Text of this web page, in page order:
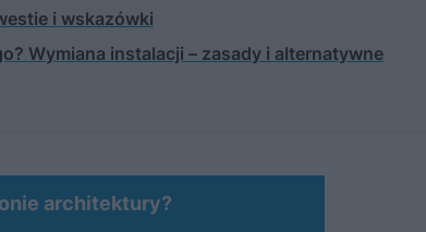
i wskazówki
Wymiana instalacji – zasady i alternatywne
architektury?